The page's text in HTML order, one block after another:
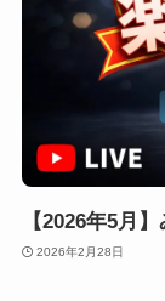
【2026年5月
2026年2月28日